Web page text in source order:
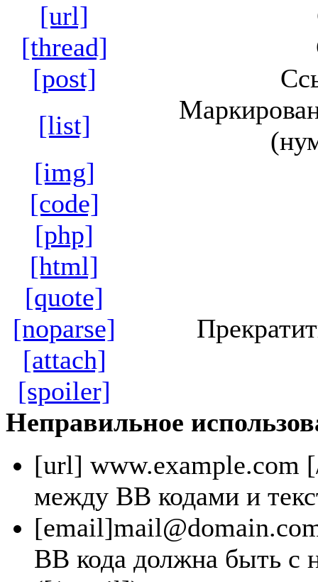
[url]
[thread]
[post]
[list]
[img]
[code]
[php]
[html]
[quote]
[noparse]
[attach]
[spoiler]
Неправильное
[url] www.example.com
между BB кодами и
[email]
BB кода должна быть с